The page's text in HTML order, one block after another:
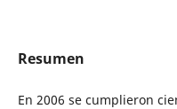
Resumen
En 2006 se cumplieron